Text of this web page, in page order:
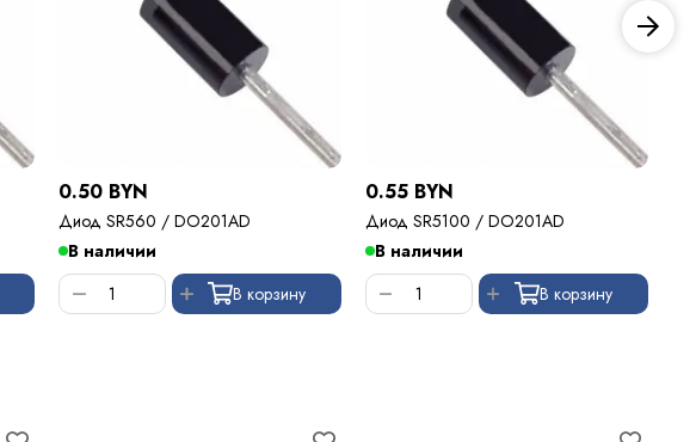
0.50 BYN
Диод SR560 / DO201AD
В наличии
В корзину
0.55 BYN
Диод SR5100 / DO201AD
В наличии
В корзину